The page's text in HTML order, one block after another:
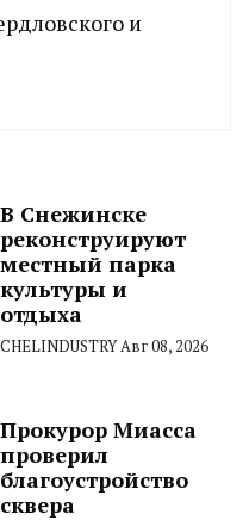
и
В Снежинске
реконструируют
местный парка
культуры и
отдыха
CHELINDUSTRY Авг 08, 2026
Прокурор Миасса
проверил
благоустройство
сквера